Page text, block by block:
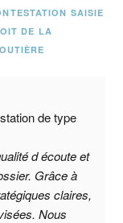
SAISIE
DE LA
de type
d écoute et
Grâce à
claires,
Nous